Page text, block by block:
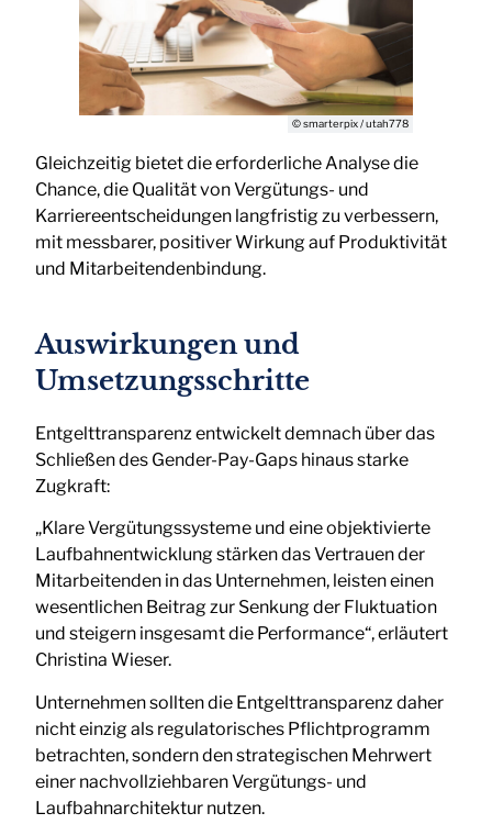
© smarterpix / utah778
Gleichzeitig bietet die erforderliche Analyse die
Chance, die Qualität von Vergütungs- und
Karriereentscheidungen langfristig zu verbessern,
mit messbarer, positiver Wirkung auf Produktivität
und Mitarbeitendenbindung.
Auswirkungen und
Umsetzungsschritte
Entgelttransparenz entwickelt demnach über das
Schließen des Gender-Pay-Gaps hinaus starke
Zugkraft:
„Klare Vergütungssysteme und eine objektivierte
Laufbahnentwicklung stärken das Vertrauen der
Mitarbeitenden in das Unternehmen, leisten einen
wesentlichen Beitrag zur Senkung der Fluktuation
und steigern insgesamt die Performance“, erläutert
Christina Wieser.
Unternehmen sollten die Entgelttransparenz daher
nicht einzig als regulatorisches Pflichtprogramm
betrachten, sondern den strategischen Mehrwert
einer nachvollziehbaren Vergütungs- und
Laufbahnarchitektur nutzen.